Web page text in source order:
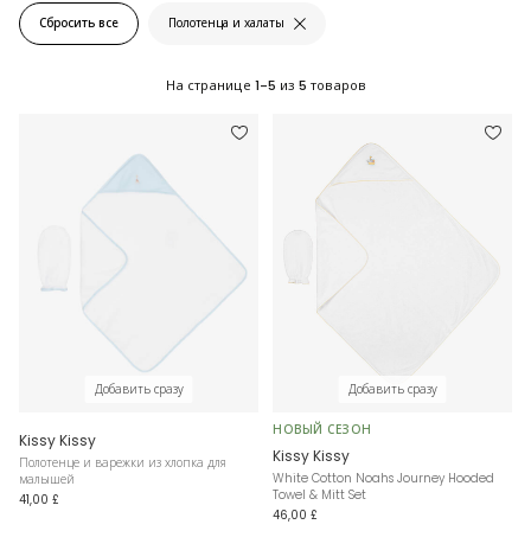
Сбросить все Полотенца и халаты
На странице 1-5 из 5 товаров
Добавить сразу
Kissy Kissy
Полотенце и варежки из хлопка для
малышей
41,00 £
Добавить сразу
НОВЫЙ СЕЗОН
Kissy Kissy
White Cotton Noahs Journey Hooded
Towel & Mitt Set
46,00 £